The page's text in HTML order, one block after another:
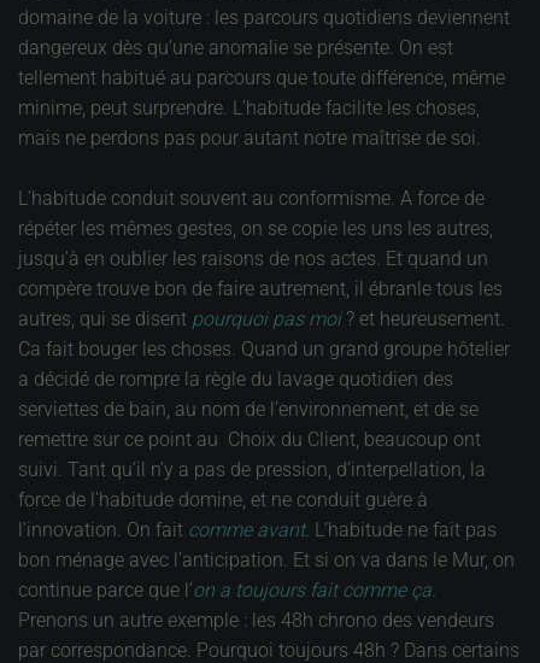
domaine de la voiture : les parcours quotidiens deviennent
dangereux dès qu’une anomalie se présente. On est
tellement habitué au parcours que toute différence, même
minime, peut surprendre. L’habitude facilite les choses,
mais ne perdons pas pour autant notre maîtrise de soi.
L’habitude conduit souvent au conformisme. A force de
répéter les mêmes gestes, on se copie les uns les autres,
jusqu’à en oublier les raisons de nos actes. Et quand un
compère trouve bon de faire autrement, il ébranle tous les
autres, qui se disent pourquoi pas moi ? et heureusement.
Ca fait bouger les choses. Quand un grand groupe hôtelier
a décidé de rompre la règle du lavage quotidien des
serviettes de bain, au nom de l’environnement, et de se
remettre sur ce point au Choix du Client, beaucoup ont
suivi. Tant qu’il n’y a pas de pression, d’interpellation, la
force de l’habitude domine, et ne conduit guère à
l’innovation. On fait comme avant. L’habitude ne fait pas
bon ménage avec l’anticipation. Et si on va dans le Mur, on
continue parce que l’on a toujours fait comme ça.
Prenons un autre exemple : les 48h chrono des vendeurs
par correspondance. Pourquoi toujours 48h ? Dans certains